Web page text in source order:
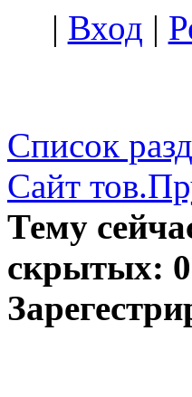
| Вход |
Список
Сайт
Тему
скрытых: 0